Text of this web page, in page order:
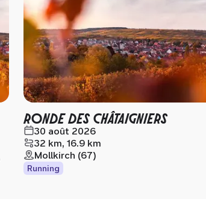
RONDE DES CHÂTAIGNIERS
30 août 2026
32 km, 16.9 km
Mollkirch (67)
Running